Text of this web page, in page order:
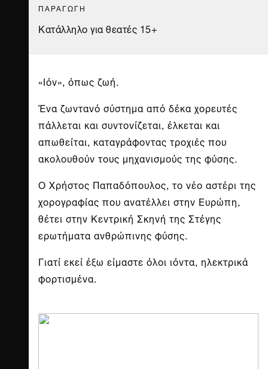
ΠΑΡΑΓΩΓΗ
Κατάλληλο για θεατές 15+
«Iόν», όπως ζωή.
Ένα ζωντανό σύστημα από δέκα χορευτές
πάλλεται και συντονίζεται, έλκεται και
απωθείται, καταγράφοντας τροχιές που
ακολουθούν τους μηχανισμούς της φύσης.
Ο Χρήστος Παπαδόπουλος, το νέο αστέρι της
χορογραφίας που ανατέλλει στην Ευρώπη,
θέτει στην Κεντρική Σκηνή της Στέγης
ερωτήματα ανθρώπινης φύσης.
Γιατί εκεί έξω είμαστε όλοι ιόντα, ηλεκτρικά
φορτισμένα.